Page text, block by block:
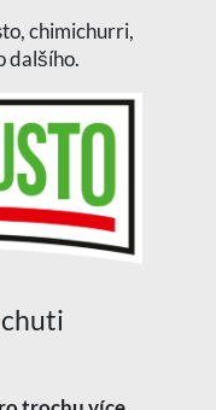
chimichurri,
dalšího.